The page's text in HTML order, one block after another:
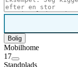
Bolig
Mobilhome
17
Standplads